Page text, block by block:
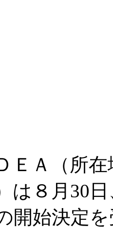
ＥＡ（所
８月30日
開始決定